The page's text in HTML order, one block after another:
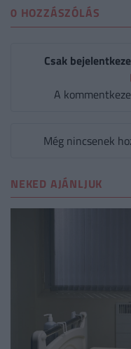
0 HOZZÁSZÓLÁS
Csak
A
Még nincsenek
NEKED AJÁNLJUK